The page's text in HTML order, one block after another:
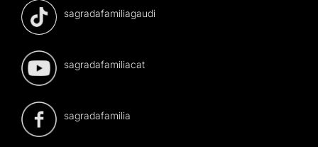
sagradafamiliagaudi
sagradafamiliacat
sagradafamilia